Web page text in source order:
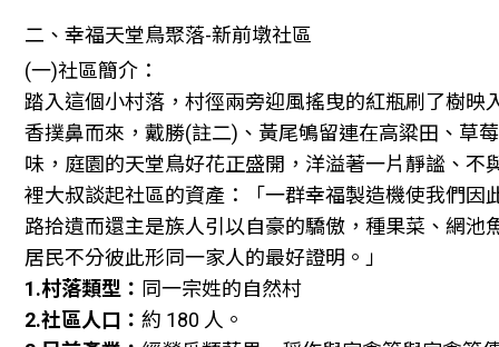
二、幸福天堂鳥聚落-新前墩社區
(一)社區簡介：
踏入這個小村落，村徑兩旁迎風搖曳的紅瓶刷了樹映
香撲鼻而來，戴勝(註二)、黃尾鴝留連在高粱田、草
味，庭園的天堂鳥好花正盛開，洋溢著一片靜謐、不
裡大叔談起社區的資產：「一群幸福製造機使我們因
路拾遺而還主是族人引以自豪的驕傲，種果菜、網池
居民不分彼此形同一家人的最好證明。」
1.村落類型： 同一宗姓的自然村
2.社區人口： 約 180 人。